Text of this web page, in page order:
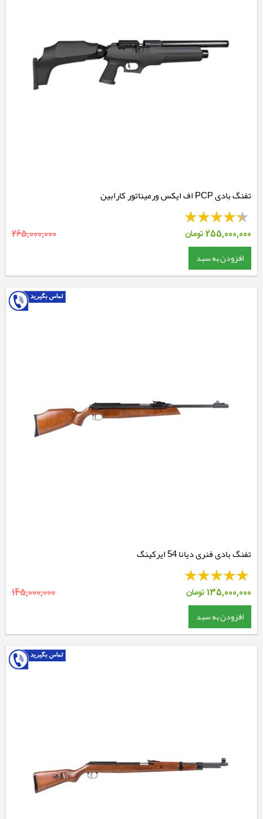
تفنگ بادی PCP اف ایکس ورمیناتور کارابین
255,000,000تومان 265,000,000
افزودن به سبد
تفنگ بادی فنری دیانا 54 ایرکینگ
135,000,000 تومان 145,000,000
افزودن به سبد